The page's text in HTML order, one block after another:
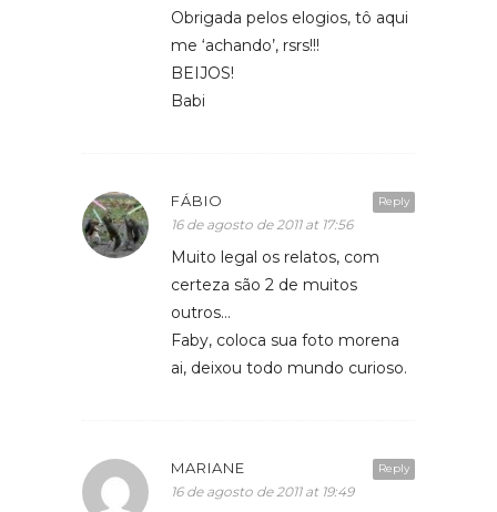
Obrigada pelos elogios, tô aqui
me ‘achando’, rsrs!!!
BEIJOS!
Babi
Reply
FÁBIO
16 de agosto de 2011 at 17:56
Muito legal os relatos, com
certeza são 2 de muitos
outros…
Faby, coloca sua foto morena
ai, deixou todo mundo curioso.
Reply
MARIANE
16 de agosto de 2011 at 19:49